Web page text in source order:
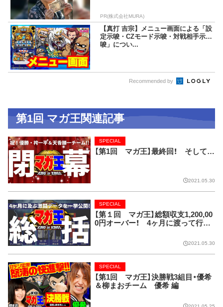
PR(株式会社MURA)
【真打 吉宗】メニュー画面による「設
定示唆・CZモード示唆・対戦相手示
唆」につい...
Recommended by
第1回 マガ王関連記事
【第1回 マガ王】最終回！ そして…
SPECIAL
2021.05.30
【第１回 マガ王】総額収支1,200,00
0円オーバー！ 4ヶ月に渡って行わ
SPECIAL
2021.05.30
【第1回 マガ王】決勝戦3組目・優希
＆柳まおチーム 優希 編
SPECIAL